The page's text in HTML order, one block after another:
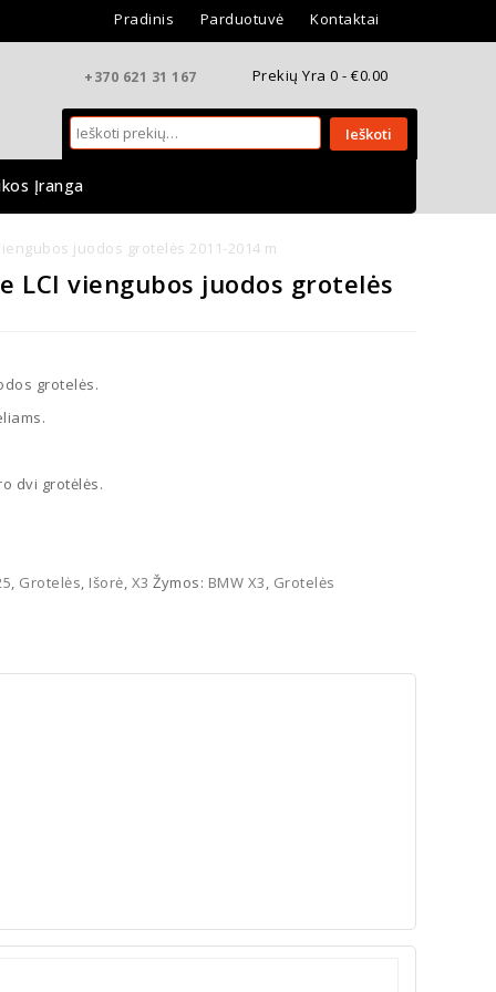
Pradinis Parduotuvė Kontaktai
+370 621 31 167 Prekių Yra 0 - €0.00
Ieškoti
Įranga
juodos grotelės 2011-2014 m
LCI viengubos juodos grotelės
grotelės.
dvi grotėlės.
, Grotelės, Išorė, X3 Žymos: BMW X3, Grotelės